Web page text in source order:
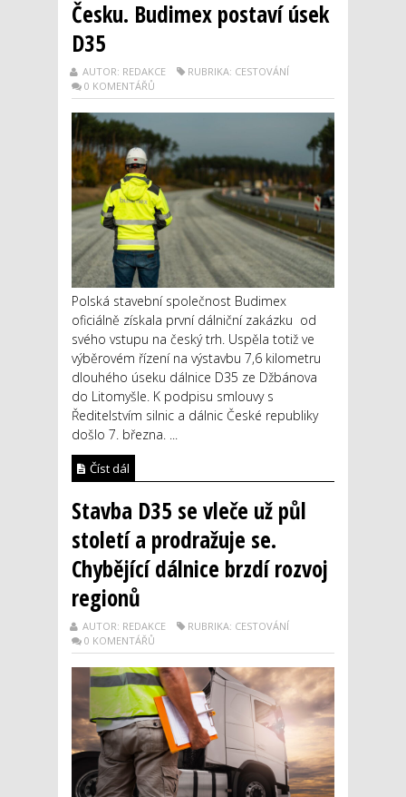
Česku. Budimex postaví úsek
D35
AUTOR: REDAKCE
RUBRIKA: CESTOVÁNÍ
0 KOMENTÁŘŮ
Polská stavební společnost Budimex
oficiálně získala první dálniční zakázku od
svého vstupu na český trh. Uspěla totiž ve
výběrovém řízení na výstavbu 7,6 kilometru
dlouhého úseku dálnice D35 ze Džbánova
do Litomyšle. K podpisu smlouvy s
Ředitelstvím silnic a dálnic České republiky
došlo 7. března. ...
Číst dál
Stavba D35 se vleče už půl
století a prodražuje se.
Chybějící dálnice brzdí rozvoj
regionů
AUTOR: REDAKCE
RUBRIKA: CESTOVÁNÍ
0 KOMENTÁŘŮ